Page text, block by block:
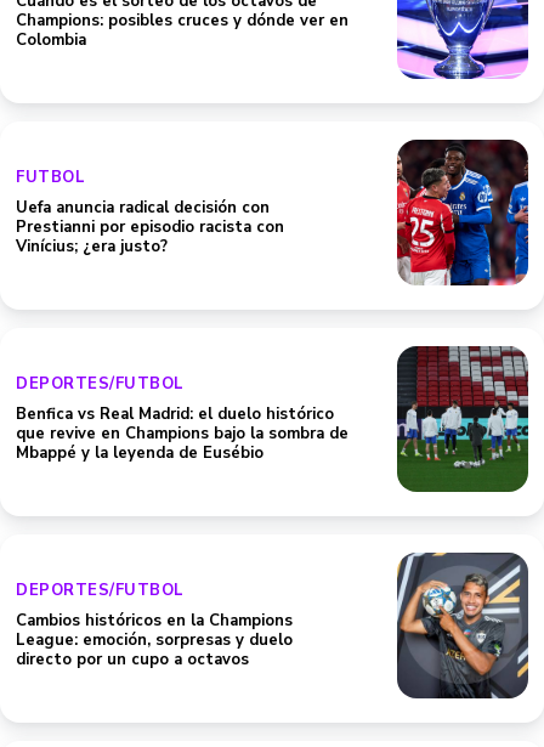
Champions: posibles cruces y dónde ver en
Colombia
FUTBOL
Uefa anuncia radical decisión con
Prestianni por episodio racista con
Vinícius; ¿era justo?
DEPORTES/FUTBOL
Benfica vs Real Madrid: el duelo histórico
que revive en Champions bajo la sombra de
Mbappé y la leyenda de Eusébio
DEPORTES/FUTBOL
Cambios históricos en la Champions
League: emoción, sorpresas y duelo
directo por un cupo a octavos